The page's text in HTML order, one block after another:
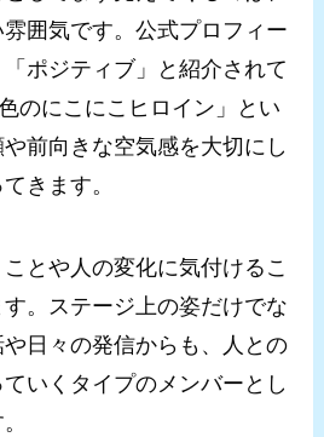
囲気です。公式プロフィー
ポジティブ」と紹介されて
のにこにこヒロイン」とい
前向きな空気感を大切にし
きます。
とや人の変化に気付けるこ
。ステージ上の姿だけでな
日々の発信からも、人との
いくタイプのメンバーとし